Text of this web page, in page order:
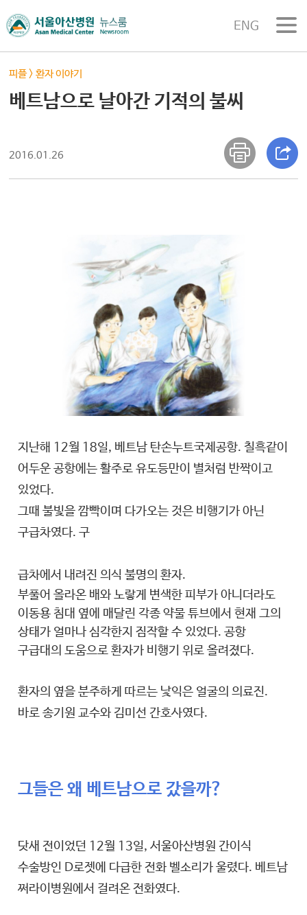
ENG
피플>환자 이야기
베트남으로 날아간 기적의 불씨
2016.01.26
지난해 12월 18일, 베트남 탄손누트국제공항. 칠흑같이
어두운 공항에는 활주로 유도등만이 별처럼 반짝이고
있었다.
그때 불빛을 깜빡이며 다가오는 것은 비행기가 아닌
구급차였다. 구
급차에서 내려진 의식 불명의 환자.
부풀어 올라온 배와 노랗게 변색한 피부가 아니더라도
이동용 침대 옆에 매달린 각종 약물 튜브에서 현재 그의
상태가 얼마나 심각한지 짐작할 수 있었다. 공항
구급대의 도움으로 환자가 비행기 위로 올려졌다.
환자의 옆을 분주하게 따르는 낯익은 얼굴의 의료진.
바로 송기원 교수와 김미선 간호사였다.
그들은 왜 베트남으로 갔을까?
닷새 전이었던 12월 13일, 서울아산병원 간이식
수술방인 D로젯에 다급한 전화 벨소리가 울렸다. 베트남
쩌라이병원에서 걸려온 전화였다.